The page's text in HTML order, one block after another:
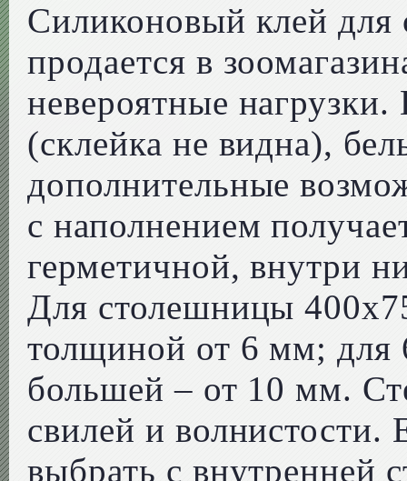
Силиконовый клей для
продается в
невероятные
(склейка не видна),
дополнительные
с наполнением
герметичной, внутри
Для столешницы
толщиной от 6 мм;
большей – от 10 мм.
свилей и волнистости.
выбрать с внутренней